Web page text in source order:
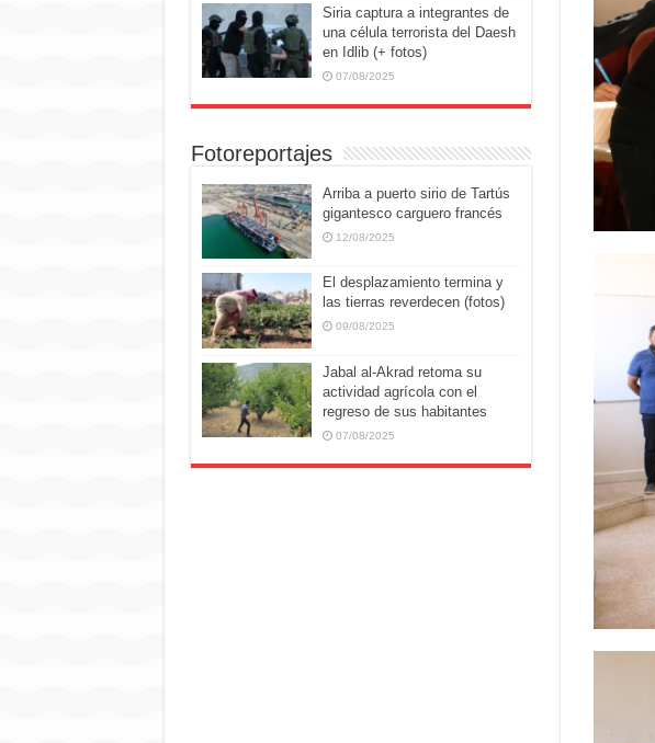
Siria captura a integrantes de
una célula terrorista del Daesh
en Idlib (+ fotos)
07/08/2025
Fotoreportajes
Arriba a puerto sirio de Tartús
gigantesco carguero francés
12/08/2025
El desplazamiento termina y
las tierras reverdecen (fotos)
09/08/2025
Jabal al-Akrad retoma su
actividad agrícola con el
regreso de sus habitantes
07/08/2025